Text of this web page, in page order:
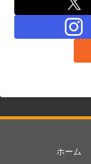
ホーム